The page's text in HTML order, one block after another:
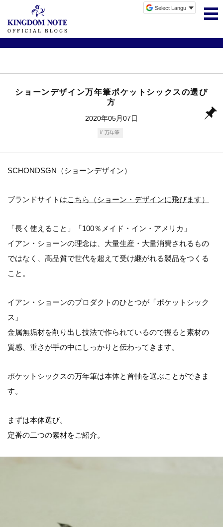
ショーンデザイン万年筆ポケットシックスの選び
方
2020年05月07日
万年筆
SCHONDSGN（ショーンデザイン）
ブランドサイトはこちら（ショーン・デザインに飛びます）
「長く使えること」「100％メイド・イン・アメリカ」
イアン・ショーンの理念は、大量生産・大量消費されるもの
ではなく、高品質で世代を超えて受け継がれる製品をつくる
こと。
イアン・ショーンのプロダクトのひとつが「ポケットシック
ス」
金属無垢材を削り出し技法で作られているので握ると素材の
質感、重さが手の中にしっかりと伝わってきます。
ポケットシックスの万年筆は本体と首軸を選ぶことができま
す。
まずは本体選び。
定番の二つの素材をご紹介。